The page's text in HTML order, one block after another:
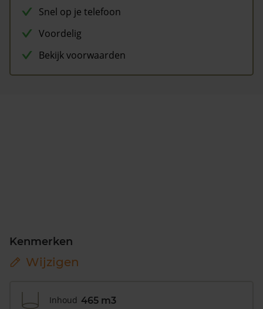
Snel op je telefoon
Voordelig
Bekijk voorwaarden
Kenmerken
Wijzigen
Inhoud 465 m3